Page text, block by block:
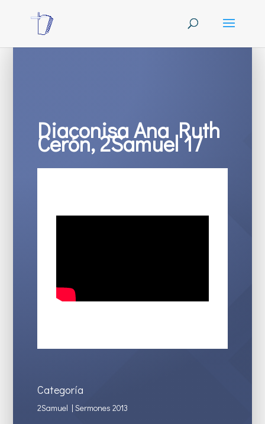
Diaconisa Ana Ruth
Cerón, 2Samuel 17
Categoría
2Samuel | Sermones 2013